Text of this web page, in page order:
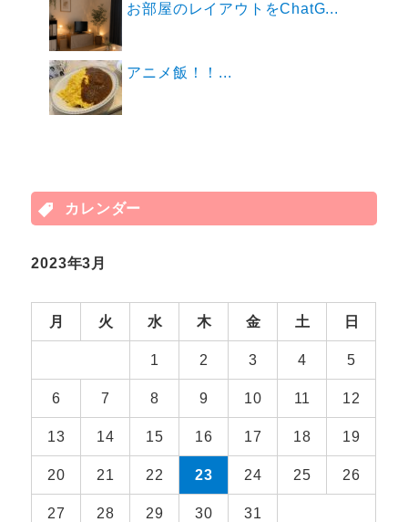
お部屋のレイアウトをChatG...
アニメ飯！！...
カレンダー
2023年3月
月 火 水 木 金 土 日
1 2 3 4 5
6 7 8 9 10 11 12
13 14 15 16 17 18 19
20 21 22 23 24 25 26
27 28 29 30 31